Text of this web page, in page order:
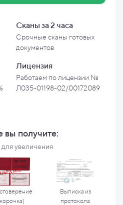
Сканы за 2 часа
Срочные сканы готовых
документов
Лицензия
Работаем по лицензии №
Л035-01198-02/00172089
вы получите:
увеличения
Выписка из
протокола